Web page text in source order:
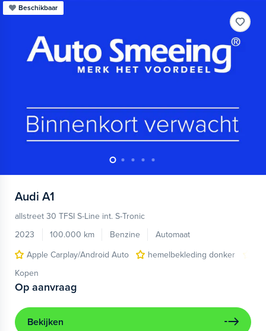
Beschikbaar
Audi A1
allstreet 30 TFSI S-Line int. S-Tronic
2023
100.000 km Benzine
Automaat
Apple Carplay/Android Auto
hemelbekleding donker
Kopen
Op aanvraag
Bekijken